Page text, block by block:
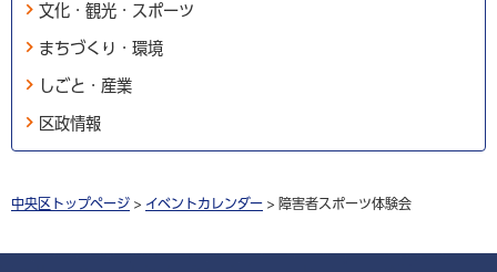
文化・観光・スポーツ
まちづくり・環境
しごと・産業
区政情報
中央区トップページ > イベントカレンダー > 障害者スポーツ体験会